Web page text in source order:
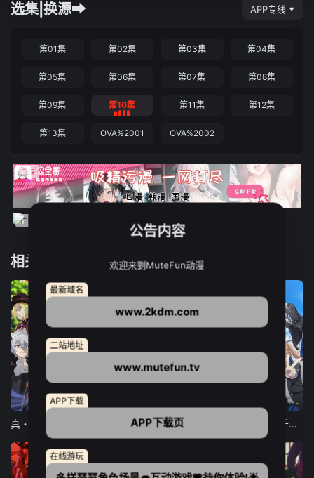
选集|换源➡ APP专线
第01集 第02集 第03集 第04集
第05集 第06集 第07集 第08集
第09集 第10集 第11集 第12集
第13集 OVA%2001 OVA%2002
相关推荐
12集全
东京猫猫 NEW～♡ 弹珠汽水瓶里的千岁同学
公告内容
欢迎来到MuteFun动漫
最新域名
www.2kdm.com
二站地址
www.mutefun.tv
APP下载
APP下载页
在线游玩